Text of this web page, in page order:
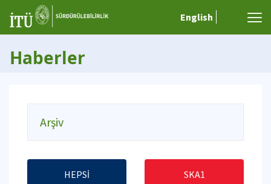
English
Haberler
Arşiv
HEPSİ SKA1